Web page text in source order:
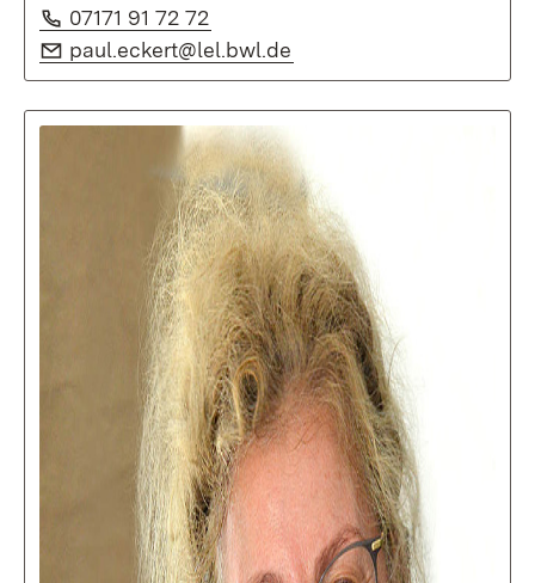
Telefon:
07171 91 72 72
E-Mail:
paul.eckert@lel.bwl.de